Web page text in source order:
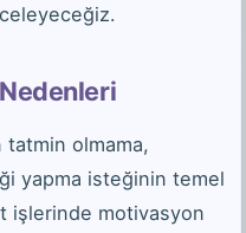
olmama,
yapma isteğinin temel
işlerinde motivasyon